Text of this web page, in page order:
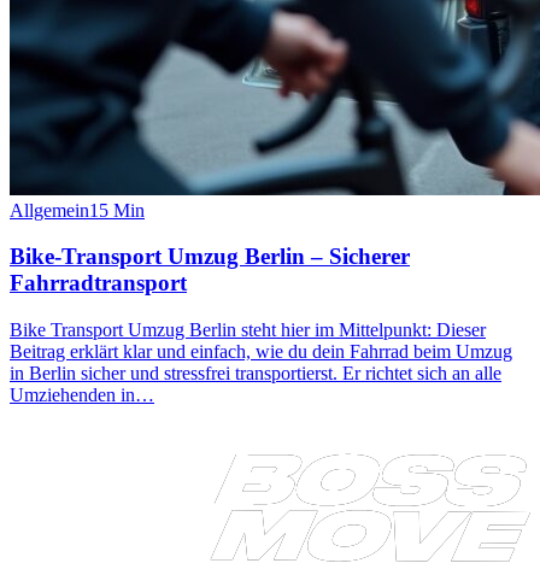
Allgemein15 Min
Bike-Transport Umzug Berlin – Sicherer
Fahrradtransport
Bike Transport Umzug Berlin steht hier im Mittelpunkt: Dieser
Beitrag erklärt klar und einfach, wie du dein Fahrrad beim Umzug
in Berlin sicher und stressfrei transportierst. Er richtet sich an alle
Umziehenden in…